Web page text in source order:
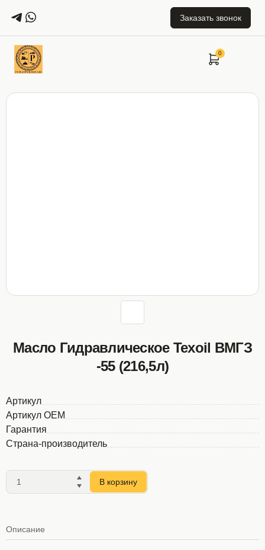
Заказать звонок
Масло Гидравлическое Texoil ВМГЗ
-55 (216,5л)
Артикул
Артикул OEM
Гарантия
Страна-производитель
В корзину
Описание